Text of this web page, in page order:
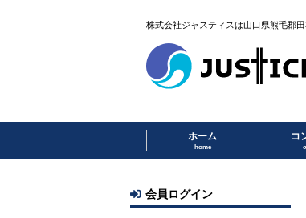
株式会社ジャスティスは山口県熊毛郡
ホーム
home
コ
会員ログイン